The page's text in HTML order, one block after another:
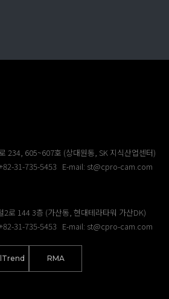
234, 605~607호 (상대원동, SK 지식산업센터)
31-735-5453 E-mail: st@cpro-cam.com
2로 144 3층 (가산동, 현대테라타워 가산DK)
31-735-5453 E-mail: st@cpro-cam.com
RMA